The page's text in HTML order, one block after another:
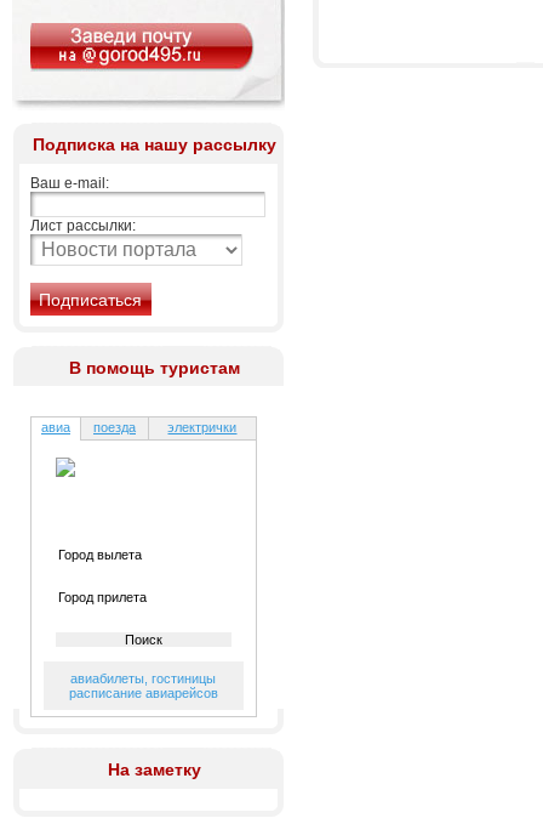
Подписка на нашу рассылку
Ваш e-mail:
Лист рассылки:
В помощь туристам
авиа поезда электрички
авиабилеты ,гостиницы
расписание авиарейсов
На заметку